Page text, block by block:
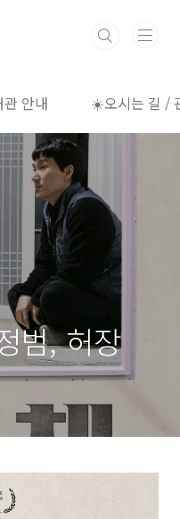
안내 ☀️오시는 길 /
범, 허장